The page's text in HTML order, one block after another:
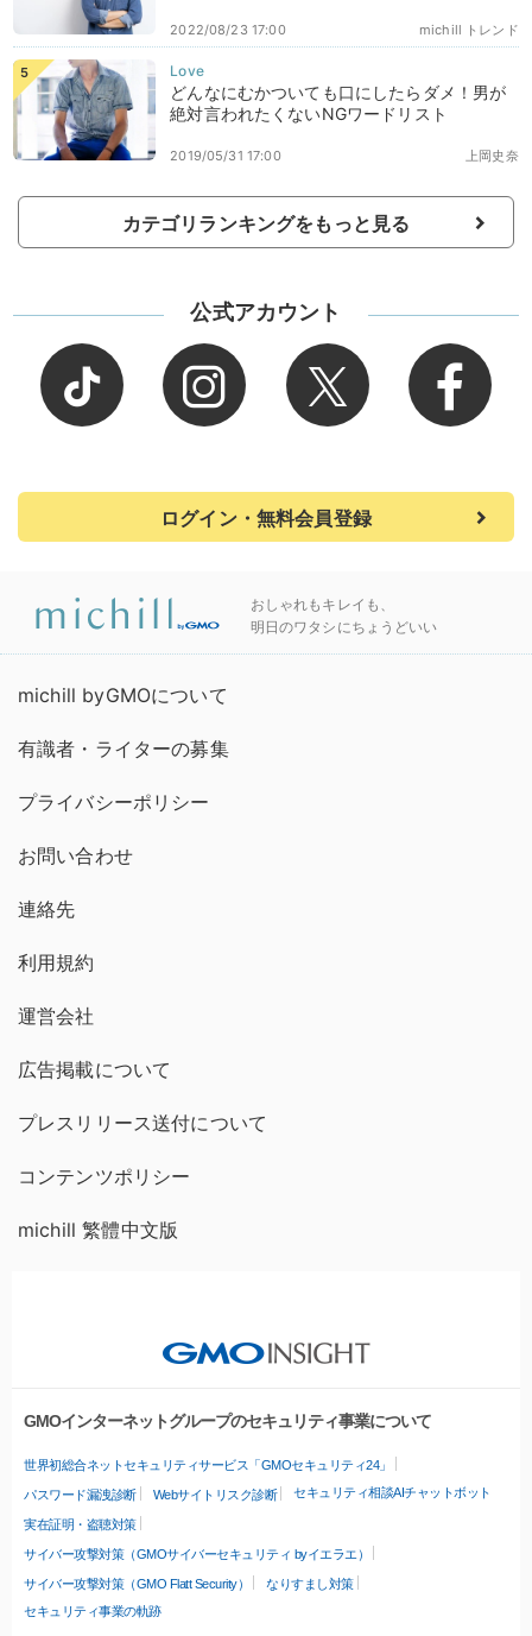
michill トレンド
2022/08/23 17:00
どんなにむかついても口にしたらダメ！男が
絶対言われたくないNGワードリスト
上岡史奈
2019/05/31 17:00
カテゴリランキングをもっと見る
公式アカウント
ログイン・無料会員登録
おしゃれもキレイも、
明日のワタシにちょうどいい
michill byGMOについて
有識者・ライターの募集
プライバシーポリシー
お問い合わせ
連絡先
利用規約
運営会社
広告掲載について
プレスリリース送付について
コンテンツポリシー
michill 繁體中文版
GMOインターネットグループのセキュリティ事業について
世界初総合ネットセキュリティサービス「GMOセキュリティ24」
パスワード漏洩診断 Webサイトリスク診断 セキュリティ相談AIチャットボット
実在証明・盗聴対策
サイバー攻撃対策（GMOサイバーセキュリティ byイエラエ）
サイバー攻撃対策（GMO Flatt Security）
なりすまし対策
セキュリティ事業の軌跡